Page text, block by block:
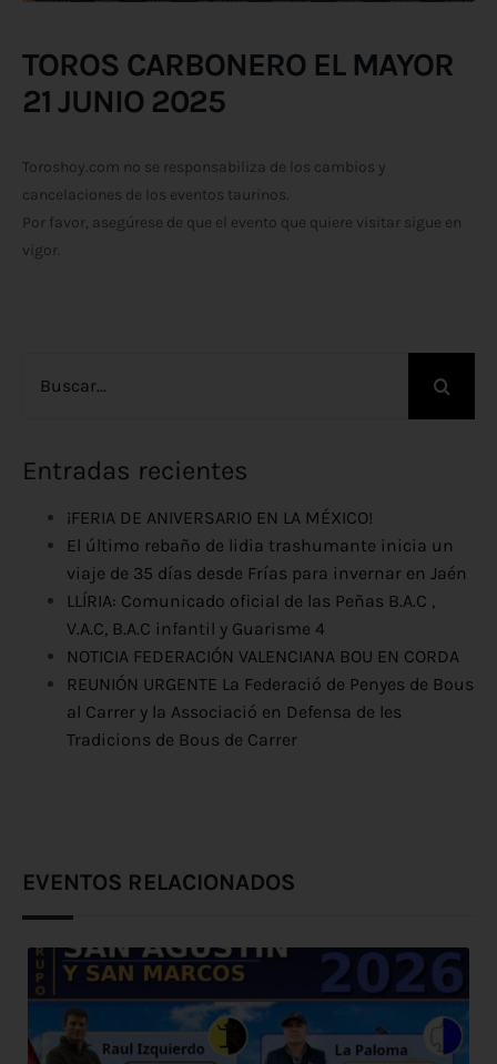
TOROS CARBONERO EL MAYOR
21 JUNIO 2025
Toroshoy.com no se responsabiliza de los cambios y
cancelaciones de los eventos taurinos.
Por favor, asegúrese de que el evento que quiere visitar sigue en
vigor.
Entradas recientes
¡FERIA DE ANIVERSARIO EN LA MÉXICO!
El último rebaño de lidia trashumante inicia un
viaje de 35 días desde Frías para invernar en Jaén
LLÍRIA: Comunicado oficial de las Peñas B.A.C ,
V.A.C, B.A.C infantil y Guarisme 4
NOTICIA FEDERACIÓN VALENCIANA BOU EN CORDA
REUNIÓN URGENTE La Federació de Penyes de Bous
al Carrer y la Associació en Defensa de les
Tradicions de Bous de Carrer
EVENTOS RELACIONADOS